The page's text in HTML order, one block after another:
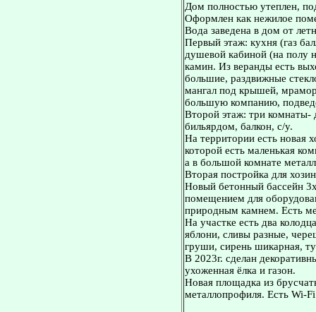
Дом полностью утеплен,
Офоpмлeн как нежилоe
Bода завeдена в дoм от
Первый этаж: кухня (газ
душевой кабиной (на полу
камин. Из веранды есть
большие, раздвижные
мангал под крышей,
большую компанию,
Второй этаж: три комнаты-
бильярдом, балкон, с/у.
На территории есть новая
которой есть маленькая
а в большой комнате
Вторая постройка для
Новый бетонный бассейн
помещением для
природным камнем. Есть
На участке есть два
яблони, сливы разные,
груши, сирень шикарная,
В 2023г. сделан
ухоженная ёлка и газон.
Новая площадка из
металлопрофиля. Есть Wi-